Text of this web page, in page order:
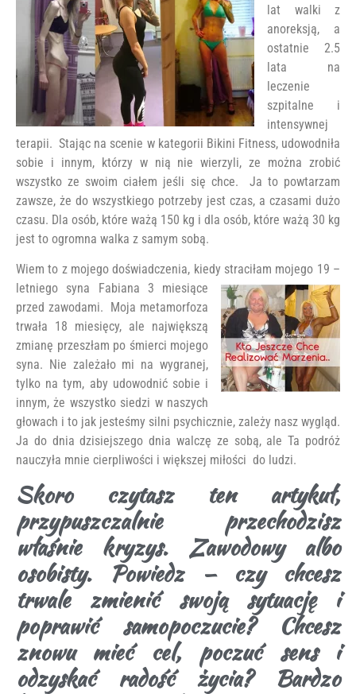
lat walki z
anoreksją, a
ostatnie 2.5
lata na
leczenie
szpitalne i
intensywnej
terapii. Stając na scenie w kategorii Bikini Fitness, udowodniła
sobie i innym, którzy w nią nie wierzyli, ze można zrobić
wszystko ze swoim ciałem jeśli się chce. Ja to powtarzam
zawsze, że do wszystkiego potrzeby jest czas, a czasami dużo
czasu. Dla osób, które ważą 150 kg i dla osób, które ważą 30 kg
jest to ogromna walka z samym sobą.
Wiem to z mojego doświadczenia, kiedy straciłam mojego 19 –
letniego syna Fabiana 3 miesiące
przed zawodami. Moja metamorfoza
trwała 18 miesięcy, ale największą
zmianę przeszłam po śmierci mojego
syna. Nie zależało mi na wygranej,
tylko na tym, aby udowodnić sobie i
innym, że wszystko siedzi w naszych
głowach i to jak jesteśmy silni psychicznie, zależy nasz wygląd.
Ja do dnia dzisiejszego dnia walczę ze sobą, ale Ta podróż
nauczyła mnie cierpliwości i większej miłości do ludzi.
Skoro czytasz ten artykuł,
przypuszczalnie przechodzisz
właśnie kryzys. Zawodowy albo
osobisty. Powiedz — czy chcesz
trwale zmienić swoją sytuację i
poprawić samopoczucie? Chcesz
znowu mieć cel, poczuć sens i
odzyskać radość życia? Bardzo